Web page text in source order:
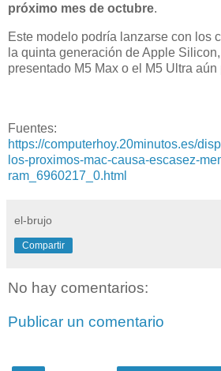
próximo mes de octubre.
Este modelo podría lanzarse con los
la quinta generación de Apple
presentado M5 Max o el M5 Ultra
Fuentes:
https://computerhoy.20minutos.es/
los-proximos-mac-causa-escasez-
ram_6960217_0.html
el-brujo
Compartir
No hay comentarios:
Publicar un comentario